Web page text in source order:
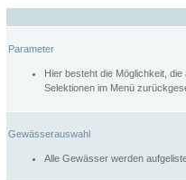
Parameter
Hier besteht die Möglichkeit,
Selektionen im Menü
Gewässerauswahl
Alle Gewässer werden